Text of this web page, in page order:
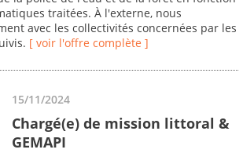
traitées. À l'externe, nous
avec les collectivités concernées par les
[ voir l'offre complète ]
15/11/2024
Chargé(e) de mission littoral &
GEMAPI